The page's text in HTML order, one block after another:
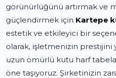
görünürlüğünü artırmak ve
güçlendirmek için Kartepe
estetik ve etkileyici bir
olarak, işletmenizin prestijini
uzun ömürlü kutu harf
öne taşıyoruz. Şirketinizin